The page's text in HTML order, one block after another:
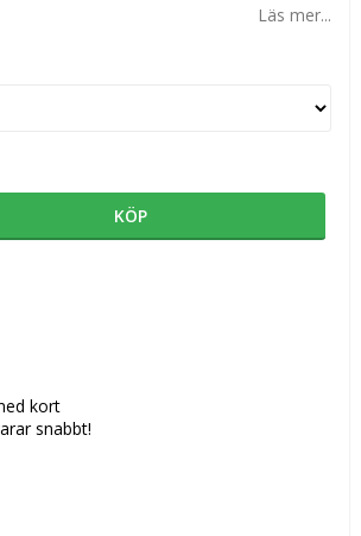
Läs mer...
KÖP
kort
snabbt!